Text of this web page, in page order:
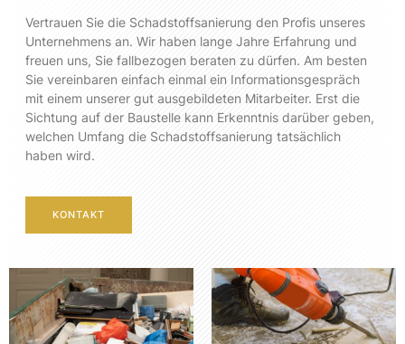
Vertrauen Sie die Schadstoffsanierung den Profis unseres
Unternehmens an. Wir haben lange Jahre Erfahrung und
freuen uns, Sie fallbezogen beraten zu dürfen. Am besten
Sie vereinbaren einfach einmal ein Informationsgespräch
mit einem unserer gut ausgebildeten Mitarbeiter. Erst die
Sichtung auf der Baustelle kann Erkenntnis darüber geben,
welchen Umfang die Schadstoffsanierung tatsächlich
haben wird.
KONTAKT